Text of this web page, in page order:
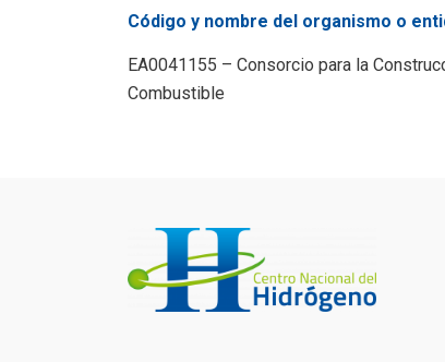
Código y nombre del organismo o
EA0041155 – Consorcio para la
Combustible